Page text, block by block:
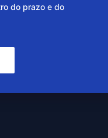
do prazo e do